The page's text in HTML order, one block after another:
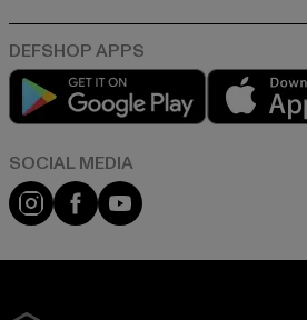
Play market
Instagram
FacebookYouTube